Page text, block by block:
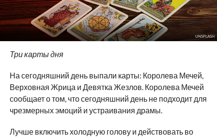
UNSPLASH
Три карты дня
На сегодняшний день выпали карты: Королева Мечей,
Верховная Жрица и Девятка Жезлов. Королева Мечей
сообщает о том, что сегодняшний день не подходит для
чрезмерных эмоций и устраивания драмы.
Лучше включить холодную голову и действовать во